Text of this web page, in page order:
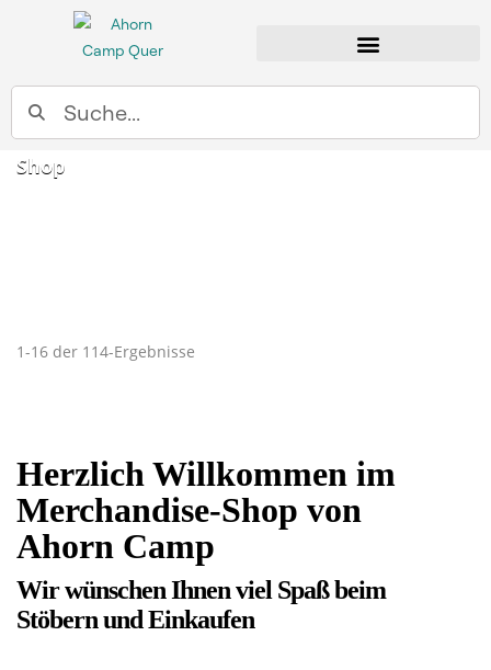
Shop
1-16 der 114-Ergebnisse
Herzlich Willkommen im
Merchandise-Shop von
Ahorn Camp
Wir wünschen Ihnen viel Spaß beim
Stöbern und Einkaufen